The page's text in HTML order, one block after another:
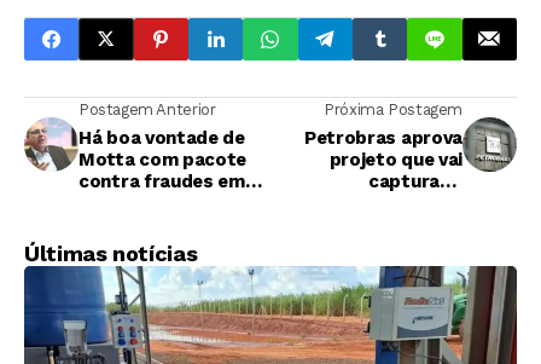
Postagem Anterior
Há boa vontade de
Motta com pacote
contra fraudes em
Próxima Postagem
Petrobras aprova
projeto que vai
capturar e
Últimas notícias